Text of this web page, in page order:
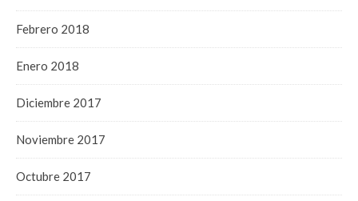
Febrero 2018
Enero 2018
Diciembre 2017
Noviembre 2017
Octubre 2017